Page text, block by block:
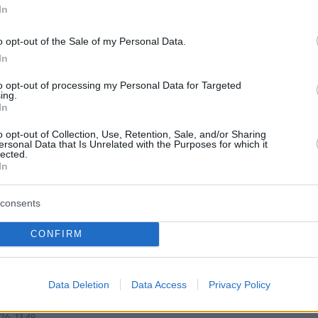
opt-out of the Sale of my Personal Data.
opt-out of processing my Personal Data for Targeted
opt-out of Collection, Use, Retention, Sale, and/or Sharing
Data that Is Unrelated with the Purposes for which it
CONFIRM
Data Deletion Data Access Privacy Policy
protothema.gr στο Google News
Ειδήσειςαπό την Ελλάδα και τον Κόσμο, τη
στο
(8) ΠΡΟΣΘΗΚΗ ΣΧΟΛΙΟΥ
ταβερνιάρη οι Ισπανοί … Κλαίω !